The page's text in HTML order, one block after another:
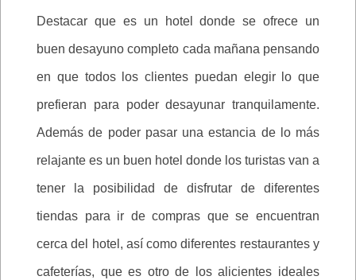
Destacar que es un hotel donde se ofrece un
buen desayuno completo cada mañana pensando
en que todos los clientes puedan elegir lo que
prefieran para poder desayunar tranquilamente.
Además de poder pasar una estancia de lo más
relajante es un buen hotel donde los turistas van a
tener la posibilidad de disfrutar de diferentes
tiendas para ir de compras que se encuentran
cerca del hotel, así como diferentes restaurantes y
cafeterías, que es otro de los alicientes ideales